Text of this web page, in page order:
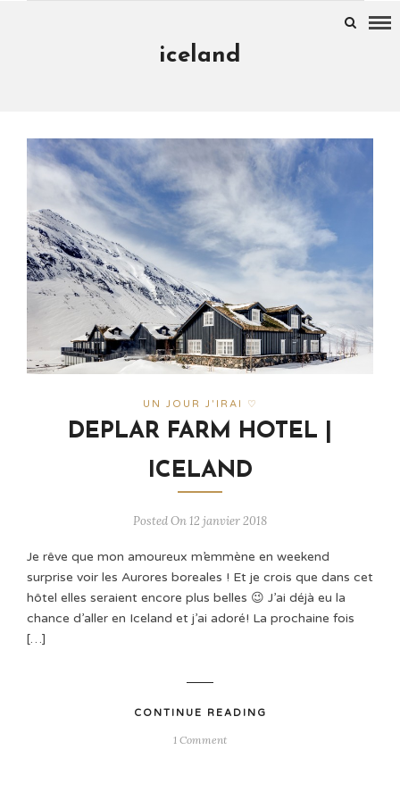
iceland
UN JOUR J'IRAI ♡
DEPLAR FARM HOTEL |
ICELAND
Posted On 12 janvier 2018
Je rêve que mon amoureux m’emmène en weekend
surprise voir les Aurores boreales ! Et je crois que dans cet
hôtel elles seraient encore plus belles 😉 J’ai déjà eu la
chance d’aller en Iceland et j’ai adoré! La prochaine fois
[…]
CONTINUE READING
1 Comment